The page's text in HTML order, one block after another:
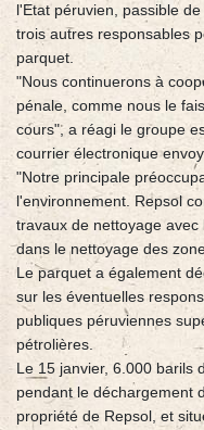
l'Etat péruvien, passible
trois autres responsables
parquet.
"Nous continuerons à
pénale, comme nous le
cours", a réagi le groupe
courrier électronique
"Notre principale
l'environnement. Repsol
travaux de nettoyage
dans le nettoyage des
Le parquet a également
sur les éventuelles
publiques péruviennes
pétrolières.
Le 15 janvier, 6.000 barils
pendant le déchargement
propriété de Repsol, et